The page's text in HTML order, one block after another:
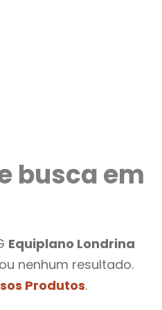
busca em
Equiplano Londrina
nenhum resultado.
Produtos.